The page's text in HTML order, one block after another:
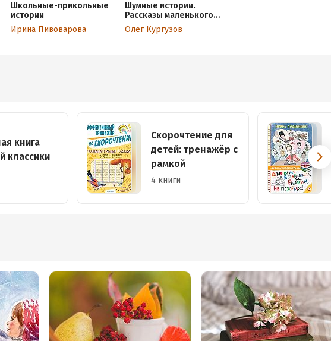
Школьные-прикольные
истории
Ирина Пивоварова
Шумные истории.
Рассказы маленького
мальчика.
Аудиоспектакль
Олег Кургузов
книга
классики
Скорочтение для
детей: тренажёр с
рамкой
4 книги